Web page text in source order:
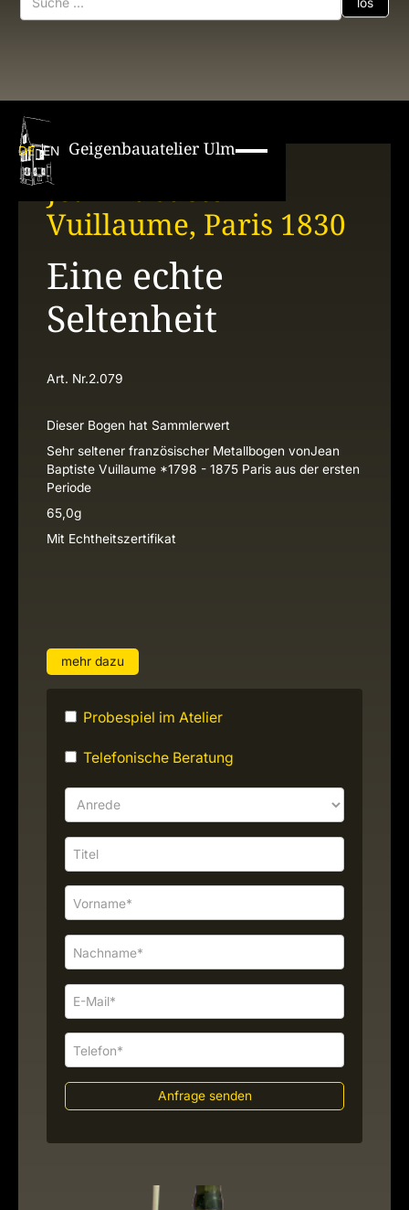
DE EN Geigenbauatelier Ulm
Jean Babtiste
Vuillaume, Paris 1830
Eine echte
Seltenheit
Art. Nr.2.079
Dieser Bogen hat Sammlerwert
Sehr seltener französischer Metallbogen vonJean
Baptiste Vuillaume *1798 - 1875 Paris aus der ersten
Periode
65,0g
Mit Echtheitszertifikat
mehr dazu
Probespiel im Atelier
Telefonische Beratung